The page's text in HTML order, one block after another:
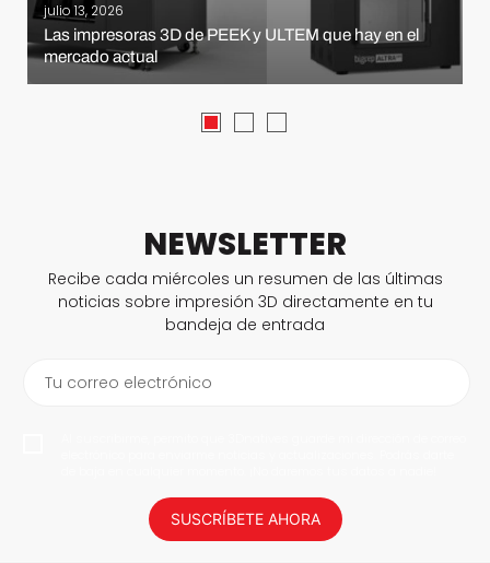
julio 13, 2026
Las impresoras 3D de PEEK y ULTEM que hay en el
mercado actual
NEWSLETTER
Recibe cada miércoles un resumen de las últimas
noticias sobre impresión 3D directamente en tu
bandeja de entrada
Tu correo electrónico
SUSCRÍBETE AHORA